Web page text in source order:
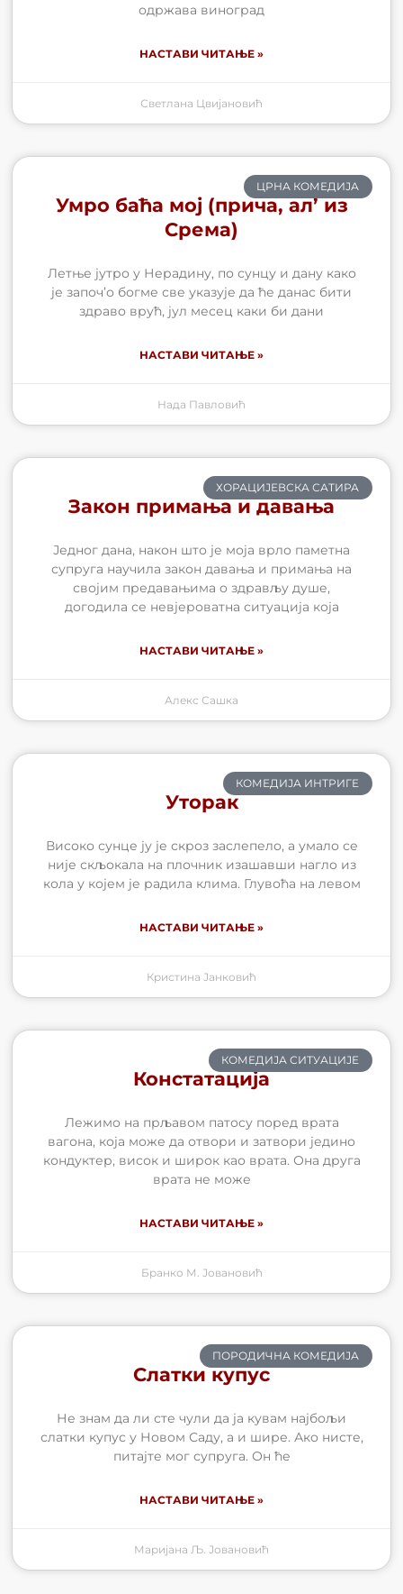
одржава виноград
НАСТАВИ ЧИТАЊЕ »
Светлана Цвијановић
ЦРНА КОМЕДИЈА
Умро баћа мој (прича, ал’ из
Срема)
Летње јутро у Нерадину, по сунцу и дану како
је започ’о богме све указује да ће данас бити
здраво врућ, јул месец каки би дани
НАСТАВИ ЧИТАЊЕ »
Нада Павловић
ХОРАЦИЈЕВСКА САТИРА
Закон примања и давања
Једног дана, након што је моја врло паметна
супруга научила закон давања и примања на
својим предавањима о здрављу душе,
догодила се невјероватна ситуација која
НАСТАВИ ЧИТАЊЕ »
Алекс Сашка
КОМЕДИЈА ИНТРИГЕ
Уторак
Високо сунце ју је скроз заслепело, а умало се
није скљокала на плочник изашавши нагло из
кола у којем је радила клима. Глувоћа на левом
НАСТАВИ ЧИТАЊЕ »
Кристина Јанковић
КОМЕДИЈА СИТУАЦИЈЕ
Констатација
Лежимо на прљавом патосу поред врата
вагона, која може да отвори и затвори једино
кондуктер, висок и широк као врата. Она друга
врата не може
НАСТАВИ ЧИТАЊЕ »
Бранко М. Јовановић
ПОРОДИЧНА КОМЕДИЈА
Слатки купус
Не знам да ли сте чули да ја кувам најбољи
слатки купус у Новом Саду, а и шире. Ако нисте,
питајте мог супруга. Он ће
НАСТАВИ ЧИТАЊЕ »
Маријана Љ. Јовановић